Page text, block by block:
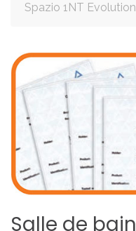
Spazio 1NT Evolution
Salle de bain